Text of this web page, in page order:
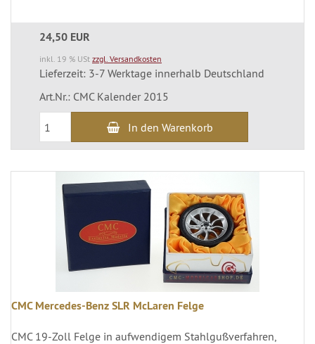
24,50 EUR
inkl. 19 % USt zzgl. Versandkosten
Lieferzeit: 3-7 Werktage innerhalb Deutschland
Art.Nr.: CMC Kalender 2015
In den Warenkorb
CMC Mercedes-Benz SLR McLaren Felge
CMC 19-Zoll Felge in aufwendigem Stahlgußverfahren,